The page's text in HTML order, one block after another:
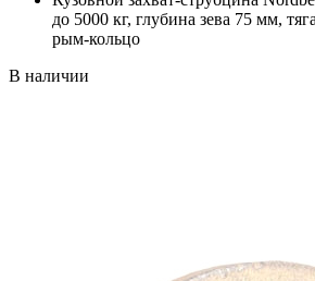
до 5000 кг, глубина зева 75 мм,
рым-кольцо
В наличии